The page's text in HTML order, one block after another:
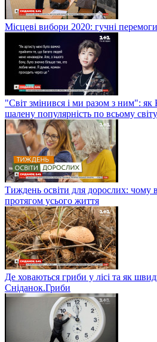
Місцеві вибори 2020: гучні
"Світ змінився і ми разом з ним":
шалену популярність по всьому світу
Тиждень освіти для дорослих: чому
протягом усього життя
Де ховаються гриби у лісі та як
Сніданок.Гриби